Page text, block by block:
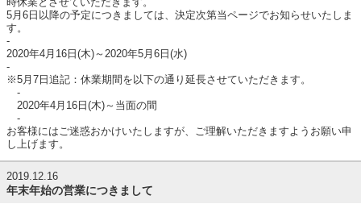
5月6日以降の予定につきましては、決定次第当ページでお知らせいたしま
す。
-
2020年4月16日(木)～2020年5月6日(水)
-
※5月7日追記：休業期間を以下の通り延長させていただきます。
-
2020年4月16日(木)～当面の間
-
お客様にはご迷惑おかけいたしますが、ご理解いただきますようお願い申
し上げます。
2019.12.16
年末年始の営業につきまして